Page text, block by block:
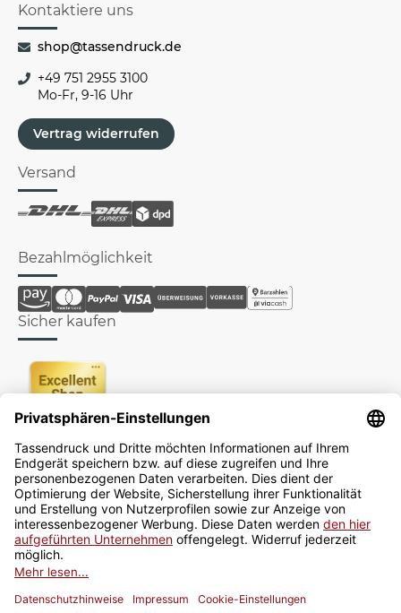
Kontaktiere uns
shop@tassendruck.de
+49 751 2955 3100
Mo-Fr, 9-16 Uhr
Vertrag widerrufen
Versand
Bezahlmöglichkeit
Sicher kaufen
Newsletter